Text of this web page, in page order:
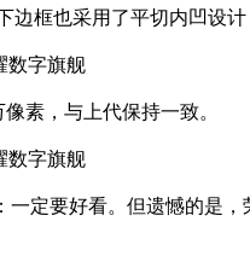
框也采用了平切内凹设计
素，与上代保持一致。
定要好看。但遗憾的是